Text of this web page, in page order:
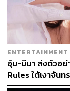
ENTERTAINMENT
อุ้ม-มีนา ส่งตัวอย่
Rules ใต้เงาจันทร